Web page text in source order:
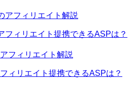
フィリエイト提携できるASPは？
ィリエイト提携できるASPは？